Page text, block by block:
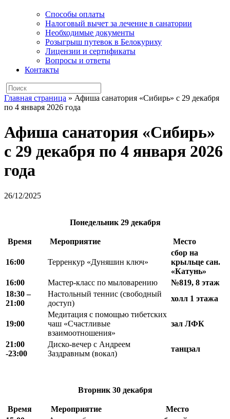
Способы оплаты
Налоговый вычет за лечение в санатории
Необходимые документы
Розыгрыш путевок в Белокуриху
Лицензии и сертификаты
Вопросы и ответы
Контакты
Главная страница » Афиша санатория «Сибирь» с 29 декабря
по 4 января 2026 года
Афиша санатория «Сибирь»
с 29 декабря по 4 января 2026
года
26/12/2025
Понедельник 29 декабря
Время Мероприятие Место
16:00 Терренкур «Дуняшин ключ»
сбор на
крыльце сан.
«Катунь»
16:00
Мастер-класс по мыловарению
№819, 8 этаж
18:30 –
21:00
Настольный теннис (свободный
доступ)
холл 1 этажа
19:00
Медитация с помощью тибетских
чаш «Счастливые
взаимоотношения»
зал ЛФК
21:00
-23:00
Диско-вечер с Андреем
Заздравным (вокал)
танцзал
Вторник 30 декабря
Время Мероприятие
Место